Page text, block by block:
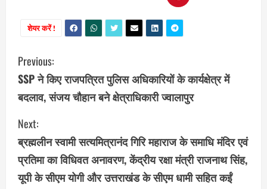
शेयर करें !
C
o
n
t
i
Previous:
SSP ने किए राजपत्रित पुलिस अधिकारियों के कार्यक्षेत्र में
बदलाव, संजय चौहान बने क्षेत्राधिकारी ज्वालापुर
Next:
ब्रह्मलीन स्वामी सत्यमित्रानंद गिरि महाराज के समाधि मंदिर एवं
प्रतिमा का विधिवत अनावरण, केंद्रीय रक्षा मंत्री राजनाथ सिंह,
यूपी के सीएम योगी और उत्तराखंड के सीएम धामी सहित कईं